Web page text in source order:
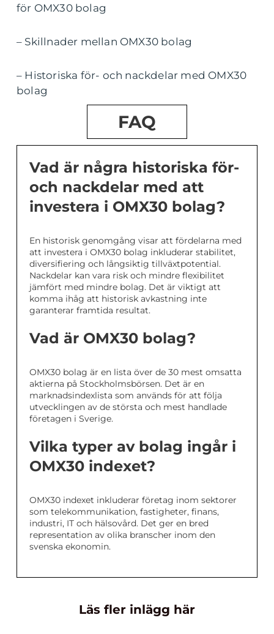
för OMX30 bolag
– Skillnader mellan OMX30 bolag
– Historiska för- och nackdelar med OMX30
bolag
FAQ
Vad är några historiska för-
och nackdelar med att
investera i OMX30 bolag?
En historisk genomgång visar att fördelarna med
att investera i OMX30 bolag inkluderar stabilitet,
diversifiering och långsiktig tillväxtpotential.
Nackdelar kan vara risk och mindre flexibilitet
jämfört med mindre bolag. Det är viktigt att
komma ihåg att historisk avkastning inte
garanterar framtida resultat.
Vad är OMX30 bolag?
OMX30 bolag är en lista över de 30 mest omsatta
aktierna på Stockholmsbörsen. Det är en
marknadsindexlista som används för att följa
utvecklingen av de största och mest handlade
företagen i Sverige.
Vilka typer av bolag ingår i
OMX30 indexet?
OMX30 indexet inkluderar företag inom sektorer
som telekommunikation, fastigheter, finans,
industri, IT och hälsovård. Det ger en bred
representation av olika branscher inom den
svenska ekonomin.
Läs fler inlägg här